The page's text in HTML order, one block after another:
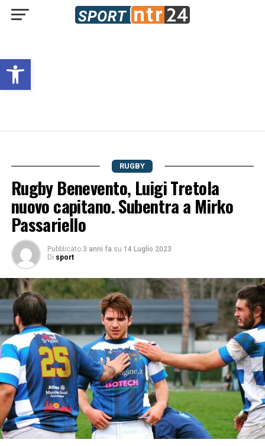
Open toolbar
RUGBY
Rugby Benevento, Luigi Tretola
nuovo capitano. Subentra a Mirko
Passariello
Pubblicato 3 anni fa su 14 Luglio 2023
Di sport